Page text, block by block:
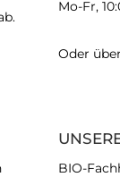
Mo-Fr,
Oder
BIO-